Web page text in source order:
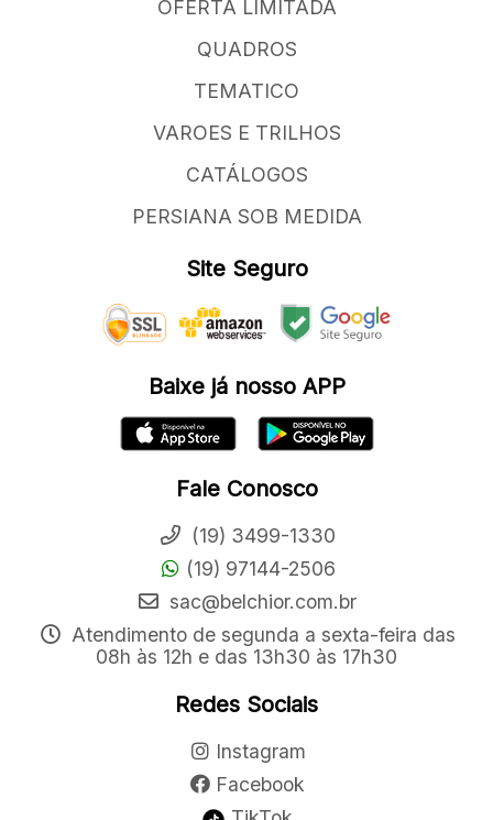
OFERTA LIMITADA
QUADROS
TEMATICO
VAROES E TRILHOS
CATÁLOGOS
PERSIANA SOB MEDIDA
Site Seguro
Baixe já nosso APP
Fale Conosco
(19) 3499-1330
(19) 97144-2506
sac@belchior.com.br
Atendimento de segunda a sexta-feira das
08h às 12h e das 13h30 às 17h30
Redes Sociais
Instagram
Facebook